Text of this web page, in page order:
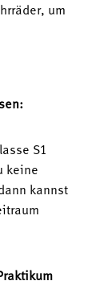
um
S1
keine
kannst